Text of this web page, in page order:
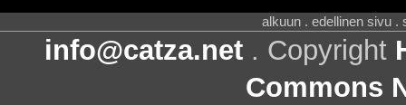
alkuun . edellinen sivu .
info@catza.net . Copyright
Commons